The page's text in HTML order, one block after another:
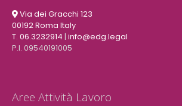
Via dei Gracchi 123
00192 Roma Italy
T. 06.3232914 | info@edg.legal
P.I. 09540191005
Aree Attività Lavoro